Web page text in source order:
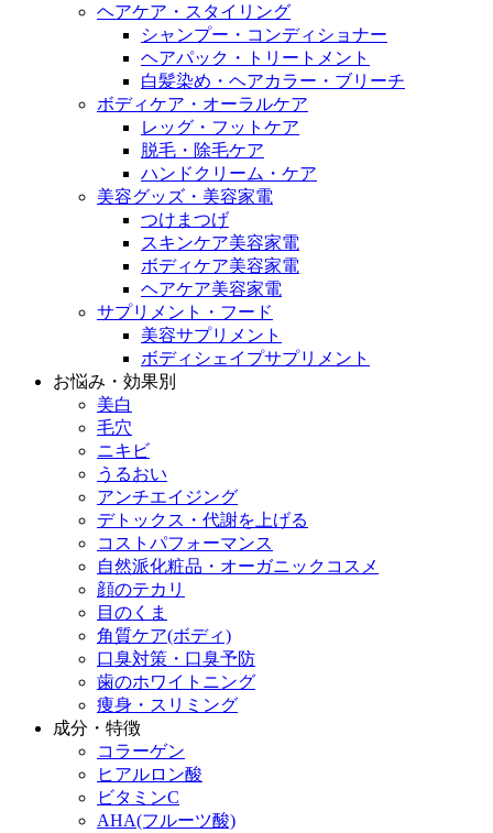
ヘアケア・スタイリング
シャンプー・コンディショナー
ヘアパック・トリートメント
白髪染め・ヘアカラー・ブリーチ
ボディケア・オーラルケア
レッグ・フットケア
脱毛・除毛ケア
ハンドクリーム・ケア
美容グッズ・美容家電
つけまつげ
スキンケア美容家電
ボディケア美容家電
ヘアケア美容家電
サプリメント・フード
美容サプリメント
ボディシェイプサプリメント
お悩み・効果別
美白
毛穴
ニキビ
うるおい
アンチエイジング
デトックス・代謝を上げる
コストパフォーマンス
自然派化粧品・オーガニックコスメ
顔のテカリ
目のくま
角質ケア(ボディ)
口臭対策・口臭予防
歯のホワイトニング
痩身・スリミング
成分・特徴
コラーゲン
ヒアルロン酸
ビタミンC
AHA(フルーツ酸)